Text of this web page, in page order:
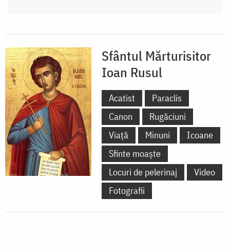
Sfântul Mărturisitor
Ioan Rusul
Acatist
Paraclis
Canon
Rugăciuni
Viață
Minuni
Icoane
Sfinte moaște
Locuri de pelerinaj
Video
Fotografii